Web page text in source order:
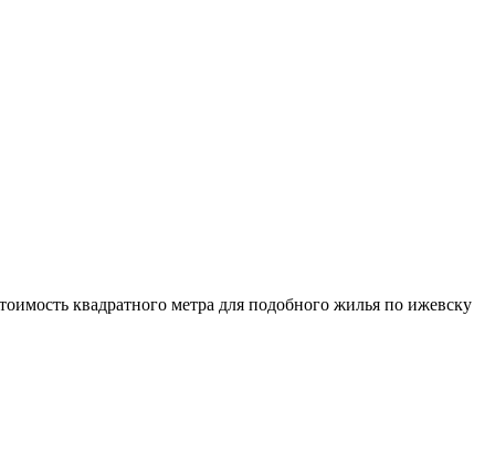
квадратного метра для подобного жилья по ижевску